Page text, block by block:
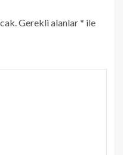
Gerekli alanlar* ile